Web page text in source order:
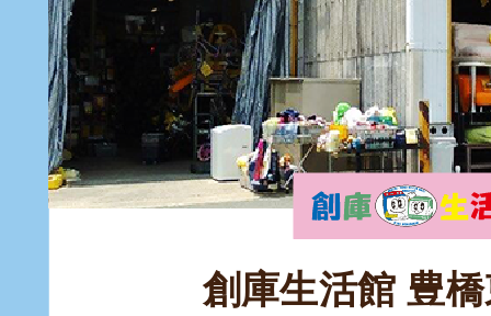
創庫生活館 豊